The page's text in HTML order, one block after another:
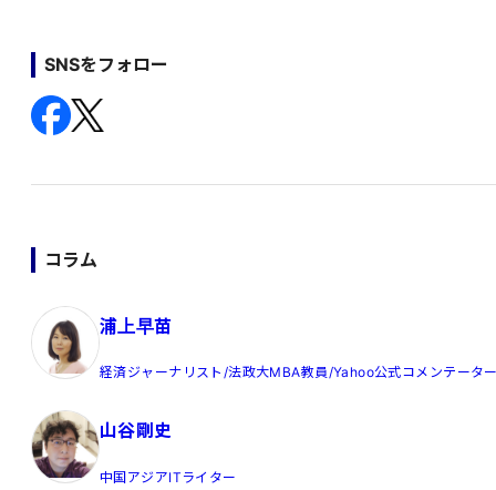
SNSをフォロー
コラム
浦上早苗
経済ジャーナリスト/法政大MBA教員/Yahoo公式コメンテータ
山谷剛史
中国アジアITライター